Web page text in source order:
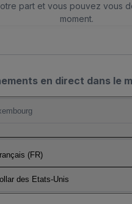
part et vous pouvez vous
moment.
en direct dans le
(FR)
des Etats-Unis